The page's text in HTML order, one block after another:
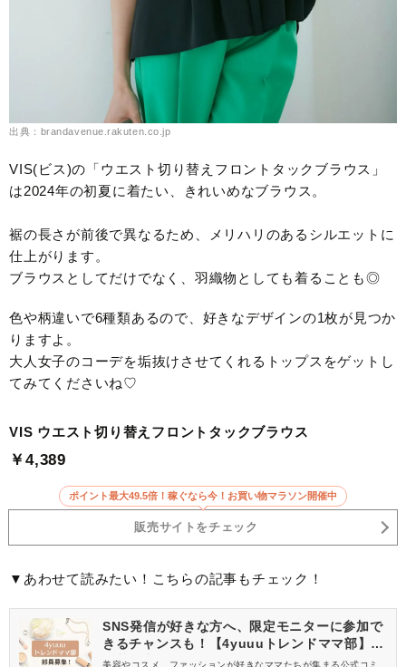
出典：brandavenue.rakuten.co.jp
VIS(ビス)の「ウエスト切り替えフロントタックブラウス」
は2024年の初夏に着たい、きれいめなブラウス。
裾の長さが前後で異なるため、メリハリのあるシルエットに
仕上がります。
ブラウスとしてだけでなく、羽織物としても着ることも◎
色や柄違いで6種類あるので、好きなデザインの1枚が見つか
りますよ。
大人女子のコーデを垢抜けさせてくれるトップスをゲットし
てみてくださいね♡
VIS ウエスト切り替えフロントタックブラウス
￥4,389
ポイント最大49.5倍！稼ぐなら今！お買い物マラソン開催中
販売サイトをチェック
▼あわせて読みたい！こちらの記事もチェック！
SNS発信が好きな方へ、限定モニターに参加で
きるチャンスも！【4yuuuトレンドママ部】部
員募集中
美容やコスメ、ファッションが好きなママたちが集まる公式コミ